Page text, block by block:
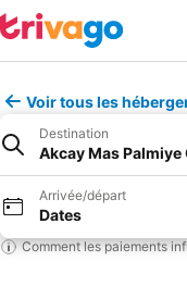
Voir tous les
Destination
Akcay Mas Palmiye
Arrivée/départ
Dates
Comment les paiements